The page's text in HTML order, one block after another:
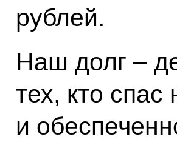
рублей.
Наш долг –
тех, кто
и